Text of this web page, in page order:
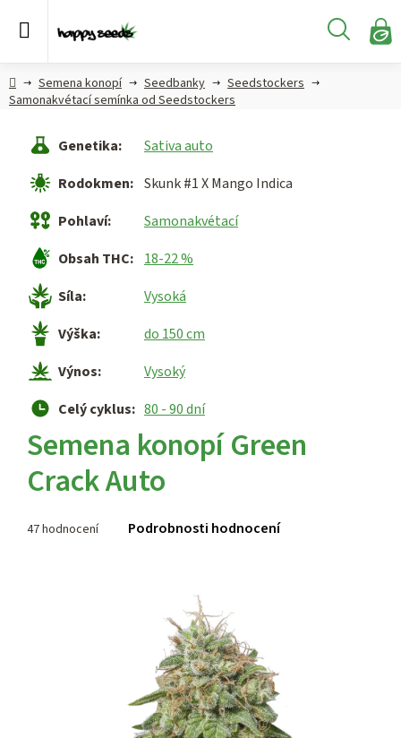
Hledat
Semena
konopí
CBD,
CBG a
HHC
konopí
Konopné
produkty
Hašiš
Kratom
Hlavní
strana
Semena konopí Seedbanky
Seedstockers
Samonakvétací semínka od Seedstockers
Semena konopí Green
Crack Auto
hodnocení
47 hodnocení Podrobnosti hodnocení
Genetika:
Sativa auto
Rodokmen: Skunk #1 X Mango Indica
Pohlaví:
Samonakvétací
Obsah THC: 18-22 %
Síla:
Vysoká
Výška:
do 150 cm
Výnos:
Vysoký
Celý cyklus: 80 - 90 dní